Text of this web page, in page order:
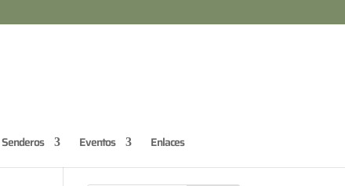
Senderos Eventos Enlaces